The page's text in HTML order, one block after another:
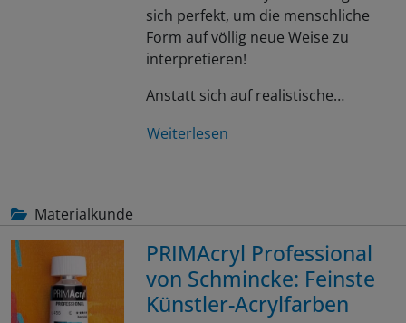
sich perfekt, um die menschliche
Form auf völlig neue Weise zu
interpretieren!
Anstatt sich auf realistische…
Weiterlesen
Materialkunde
PRIMAcryl Professional
von Schmincke: Feinste
Künstler-Acrylfarben